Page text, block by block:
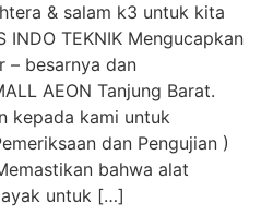
& salam k3 untuk kita
INDO TEKNIK Mengucapkan
– besarnya dan
AEON Tanjung Barat.
kepada kami untuk
dan Pengujian )
bahwa alat
untuk […]